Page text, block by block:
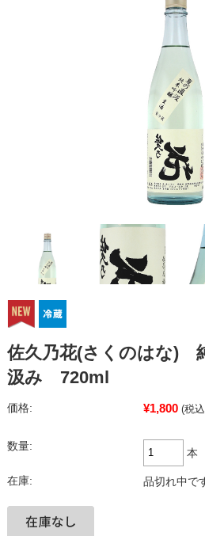
佐久乃花(さくのはな)
汲み 720ml
価格: ¥1,800 (税
数量:
本
在庫: 品切れ中で